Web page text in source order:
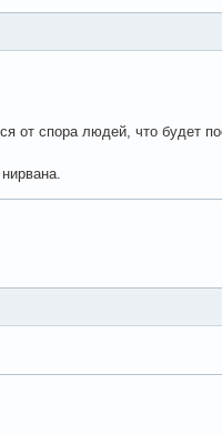
от спора людей, что будет